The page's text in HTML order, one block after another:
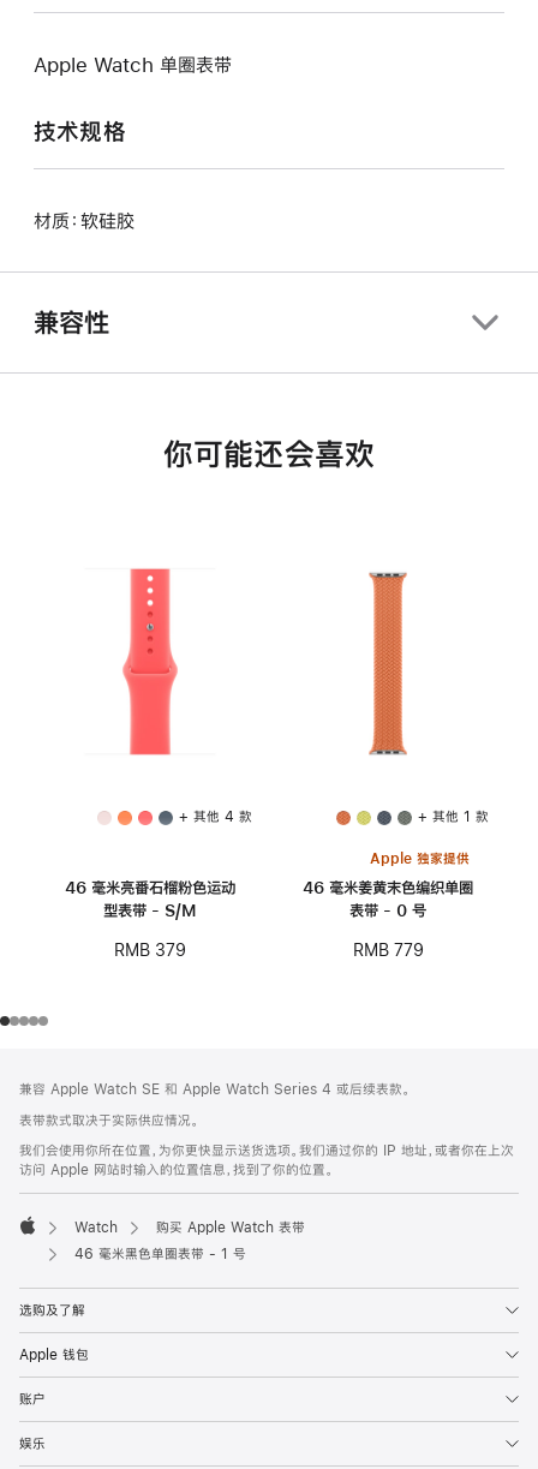
Apple Watch 单圈表带
技术规格
材质：软硅胶
兼容性
你可能还会喜欢
+ 其他 4 款
46 毫米亮番石榴粉色运动
型表带 - S/M
RMB 379
+ 其他 1 款
Apple 独家提供
46 毫米姜黄末色编织单圈
表带 - 0 号
RMB 779
页
页
脚
注
兼容 Apple Watch SE 和 Apple Watch Series 4 或后续表款。
表带款式取决于实际供应情况。
我们会使用你所在位置，为你更快显示送货选项。我们通过你的 IP 地址，或者你在上次
访问 Apple 网站时输入的位置信息，找到了你的位置。
Apple
Watch
购买 Apple Watch 表带
46 毫米黑色单圈表带 - 1 号
选购及了解
Apple 钱包
账户
娱乐